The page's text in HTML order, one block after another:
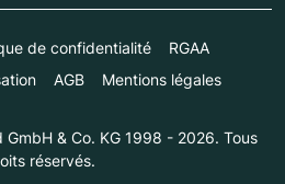
de confidentialité
RGAA
AGB Mentions légales
& Co. KG 1998 - 2026. Tous
réservés.